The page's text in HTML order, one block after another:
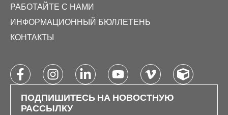
РАБОТАЙТЕ С НАМИ
ИНФОРМАЦИОННЫЙ БЮЛЛЕТЕНЬ
КОНТАКТЫ
ПОДПИШИТЕСЬ НА НОВОСТНУЮ
РАССЫЛКУ